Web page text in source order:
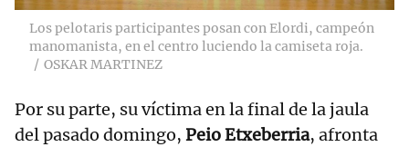
Los pelotaris participantes posan con Elordi, campeón
manomanista, en el centro luciendo la camiseta roja.
OSKAR MARTINEZ
Por su parte, su víctima en la final de la jaula
del pasado domingo, Peio Etxeberria, afronta